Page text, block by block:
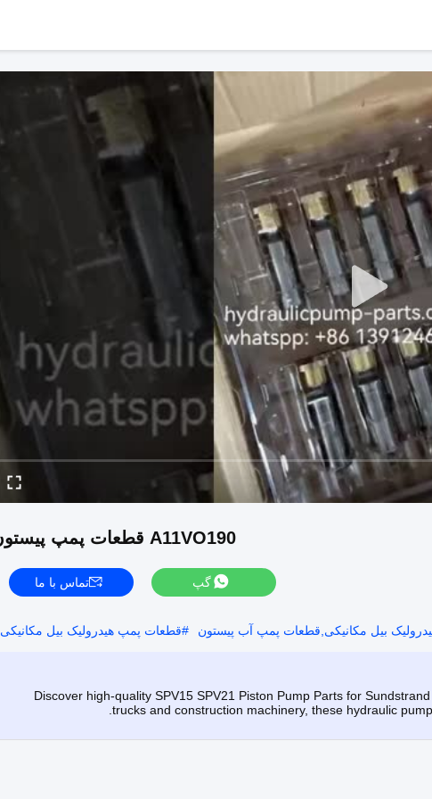
A11VO190 قطعات پمپ پیستون
گپ تماس با ما
بیل مکانیکی,قطعات پمپ آب پیستون #قطعات پمپ هیدرولیک بیل مکانیکی
Discover high-quality SPV15 SPV21 Piston Pump Parts for
trucks and construction machinery, these hydraulic